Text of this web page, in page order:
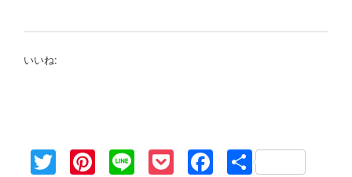
いいね:
TwitterPinterest
Line PocketFacebook
共